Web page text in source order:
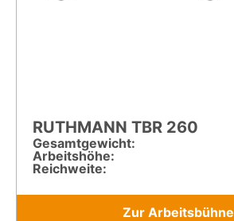
RUTHMANN TBR 260
Gesamt­gewicht:
Arbeitshöhe:
Reichweite:
Zur Arbeitsbühne